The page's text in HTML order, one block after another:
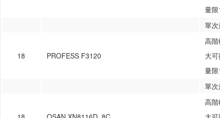
量
單
18 PROFESS F3120
高
大
量
單
高